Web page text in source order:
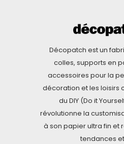
Décopatch est un
colles, supports en
accessoires pour la
décoration et les loisirs
du DIY (Do it
révolutionne la
à son papier ultra fin et
tendances